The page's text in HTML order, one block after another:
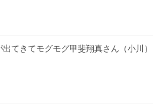
出てきてモグモグ甲斐翔真さん（小川）